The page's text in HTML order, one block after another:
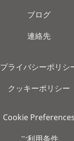
ブログ
連絡先
プライバシーポリシ
クッキーポリシー
Cookie Preferences
ご利用条件